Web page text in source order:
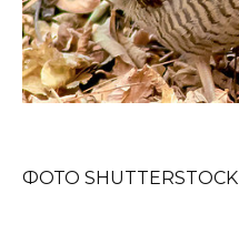
ФОТО SHUTTERSTOCK